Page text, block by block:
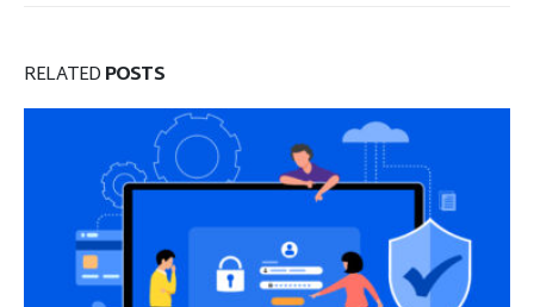
RELATEDPOSTS